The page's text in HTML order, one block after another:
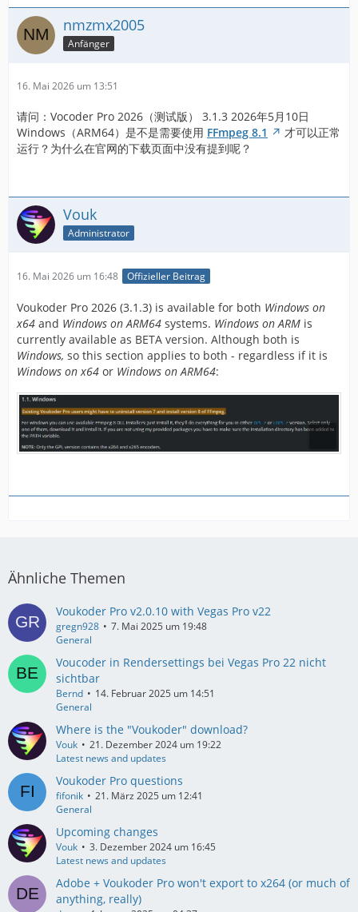
nmzmx2005
Anfänger
16. Mai 2026 um 13:51
请问：Vocoder Pro 2026（测试版） 3.1.3 2026年5月10日
Windows（ARM64）是不是需要使用 FFmpeg 8.1
才可以正常
运行？为什么在官网的下载页面中没有提到呢？
Vouk
Administrator
16. Mai 2026 um 16:48 Offizieller Beitrag
Voukoder Pro 2026 (3.1.3) is available for both Windows on
x64 and Windows on ARM64 systems. Windows on ARM is
currently available as BETA version. Although both is
Windows, so this section applies to both - regardless if it is
Windows on x64 or Windows on ARM64:
Ähnliche Themen
Voukoder Pro v2.0.10 with Vegas Pro v22
gregn928
7. Mai 2025 um 19:48
General
Voucoder in Rendersettings bei Vegas Pro 22 nicht
sichtbar
Bernd
14. Februar 2025 um 14:51
General
Where is the "Voukoder" download?
Vouk
21. Dezember 2024 um 19:22
Latest news and updates
Voukoder Pro questions
fifonik
21. März 2025 um 12:41
General
Upcoming changes
Vouk
3. Dezember 2024 um 16:45
Latest news and updates
Adobe + Voukoder Pro won't export to x264 (or much of
anything, really)